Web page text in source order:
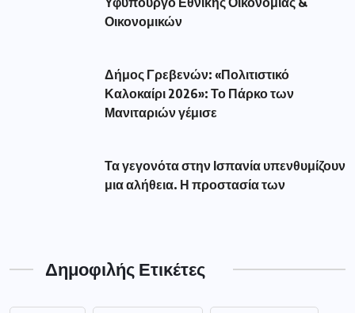
Οικονομικών
Δήμος Γρεβενών: «Πολιτιστικό
Καλοκαίρι 2026»: Το Πάρκο των
Μανιταριών γέμισε
Τα γεγονότα στην Ισπανία υπενθυμίζουν
μια αλήθεια. Η προστασία των
Δημοφιλής Ετικέτες